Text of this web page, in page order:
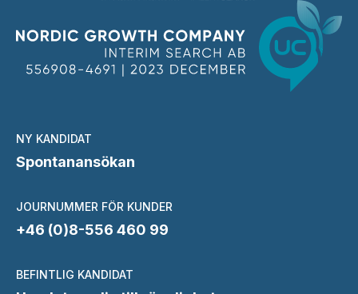
NY KANDIDAT
Spontanansökan
JOURNUMMER FÖR KUNDER
+46 (0)8-556 460 99
BEFINTLIG KANDIDAT